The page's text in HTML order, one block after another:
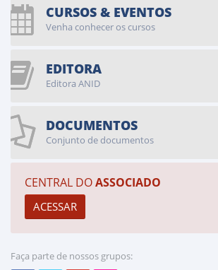
CURSOS & EVENTOS
Venha conhecer os cursos
EDITORA
Editora ANID
DOCUMENTOS
Conjunto de documentos
CENTRAL DOASSOCIADO
Faça parte de nossos grupos: